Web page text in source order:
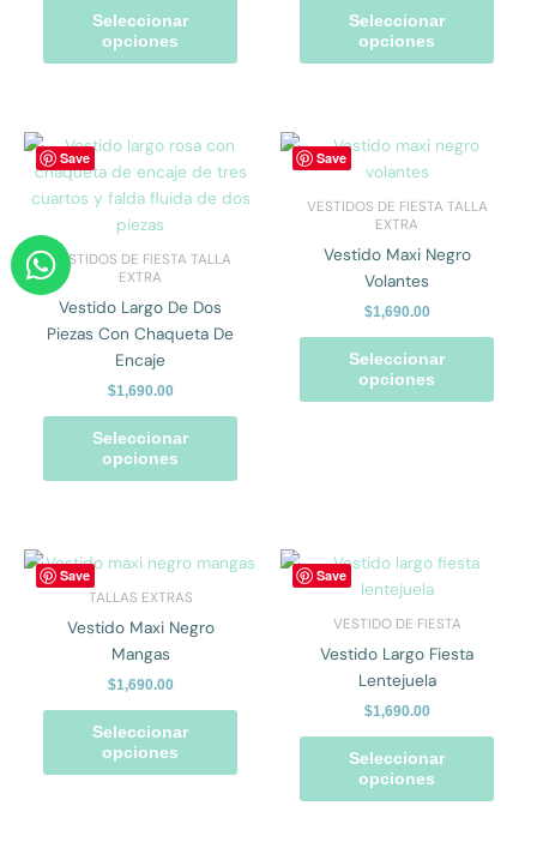
W
h
a
t
a
p
Seleccionar
opciones
opciones
pueden
página
de
Seleccionar
opciones
Save
VESTIDOS DE FIESTA TALLA
EXTRA
Vestido Largo De Dos
Piezas Con Chaqueta De
Encaje
$1,690.00
Seleccionar
opciones
producto
tiene
de
Save
VESTIDOS DE FIESTA TALLA
EXTRA
Vestido Maxi Negro
Volantes
$1,690.00
Seleccionar
opciones
en
Save
TALLAS EXTRAS
Vestido Maxi Negro
Mangas
$1,690.00
Seleccionar
opciones
Este
producto
opciones
pueden
Save
VESTIDO DE FIESTA
Vestido Largo Fiesta
Lentejuela
$1,690.00
Seleccionar
opciones
se
elegir